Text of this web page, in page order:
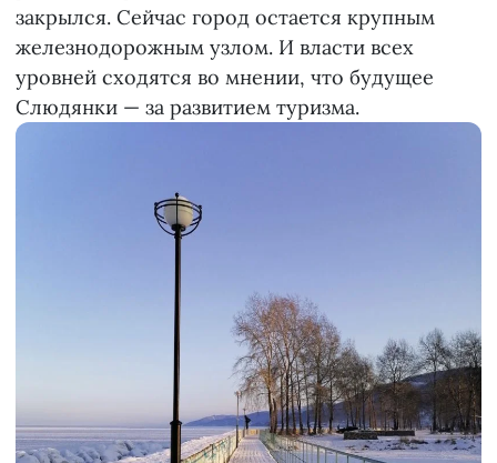
закрылся. Сейчас город остается крупным
железнодорожным узлом. И власти всех
уровней сходятся во мнении, что будущее
Слюдянки — за развитием туризма.